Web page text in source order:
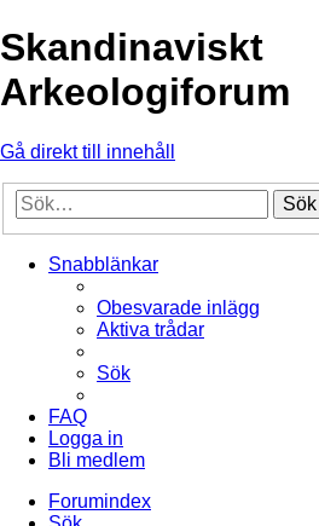
Skandinaviskt
Arkeologiforum
Gå direkt till innehåll
Sök
Snabblänkar
Obesvarade inlägg
Aktiva trådar
Sök
FAQ
Logga in
Bli medlem
Forumindex